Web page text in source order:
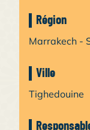
Région
Marrakech -
Ville
Tighedouine